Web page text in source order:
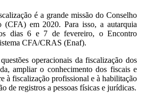
é a grande missão do Conselho
(CFA) em 2020. Para isso, a autarquia
dias 6 e 7 de fevereiro, o Encontro
CFA/CRAS (Enaf).
operacionais da fiscalização dos
ampliar o conhecimento dos fiscais e
à fiscalização profissional e à habilitação
de registros a pessoas físicas e jurídicas.